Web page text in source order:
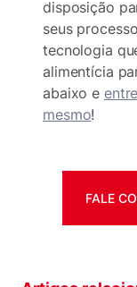
disposição
seus
tecnologia
alimentícia
abaixo e
mesmo!
FALE